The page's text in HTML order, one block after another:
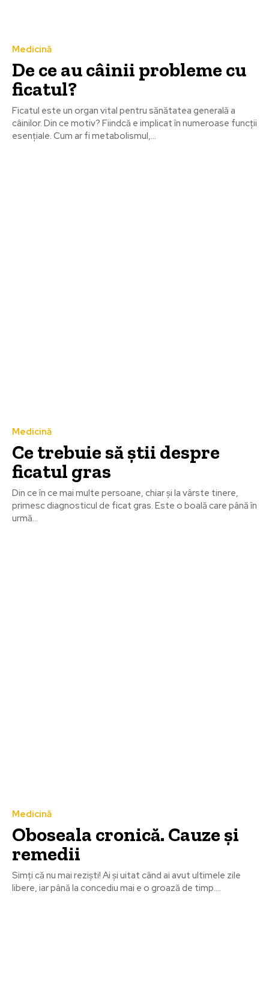
Medicină
De ce au câinii probleme cu
ficatul?
Ficatul este un organ vital pentru sănătatea generală a
câinilor. Din ce motiv? Fiindcă e implicat în numeroase funcții
esențiale. Cum ar fi metabolismul,...
Medicină
Ce trebuie să știi despre
ficatul gras
Din ce în ce mai multe persoane, chiar și la vârste tinere,
primesc diagnosticul de ficat gras. Este o boală care până în
urmă...
Medicină
Oboseala cronică. Cauze și
remedii
Simți că nu mai reziști! Ai și uitat când ai avut ultimele zile
libere, iar până la concediu mai e o groază de timp....